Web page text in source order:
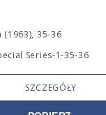
(1963), 35-36
Series-1-35-36
SZCZEGÓŁY